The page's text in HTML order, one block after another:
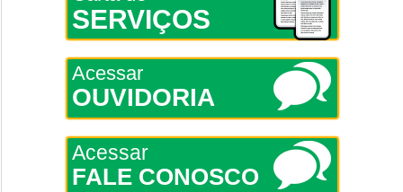
SERVIÇOS
Acessar
OUVIDORIA
Acessar
FALE CONOSCO